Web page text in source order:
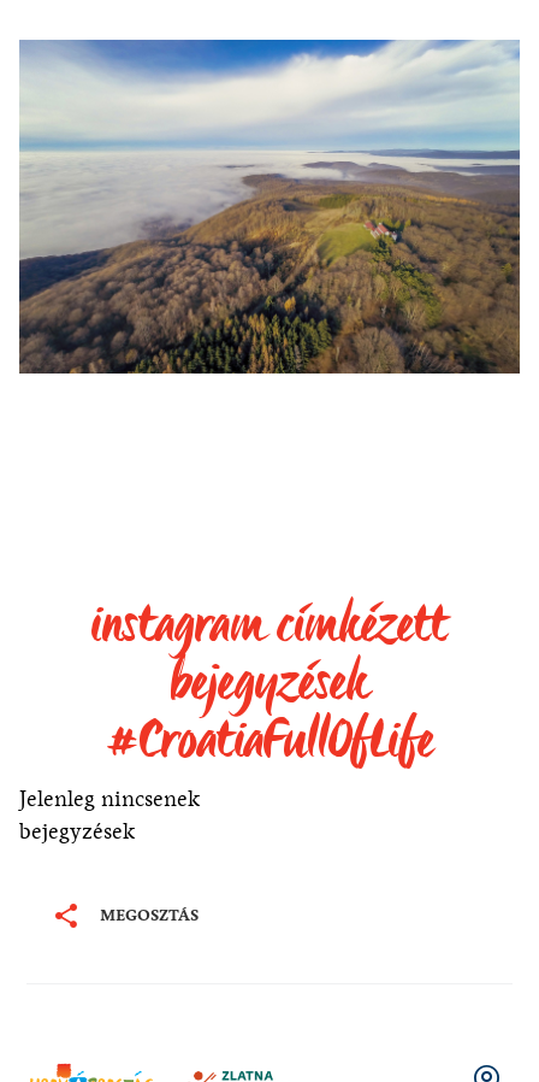
instagram címkézett
bejegyzések
#CroatiaFullOfLife
Jelenleg nincsenek
bejegyzések
MEGOSZTÁS